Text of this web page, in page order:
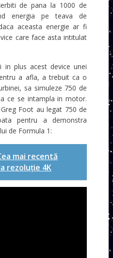
de pana la 1000 de
energia pe teava de
aceasta energie ar fi
care face asta intitulat
plus acest device unei
a afla, a trebuit ca o
sa simuleze 750 de
ce se intampla in motor.
Foot au legat 750 de
pentru a demonstra
de Formula 1:
mai recentă
rezoluție 4K